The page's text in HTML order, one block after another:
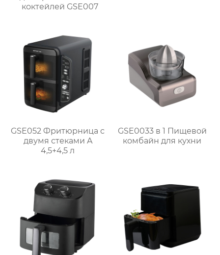
коктейлей GSE007
GSE052 Фритюрница с
двумя стеками A
4,5+4,5 л
GSE0033 в 1 Пищевой
комбайн для кухни